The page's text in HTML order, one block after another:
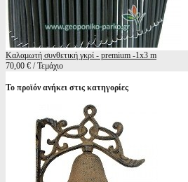
Καλαμωτή συνθετική γκρί - premium -1x3 m
70,00 € / Τεμάχιο
Το προϊόν ανήκει στις κατηγορίες